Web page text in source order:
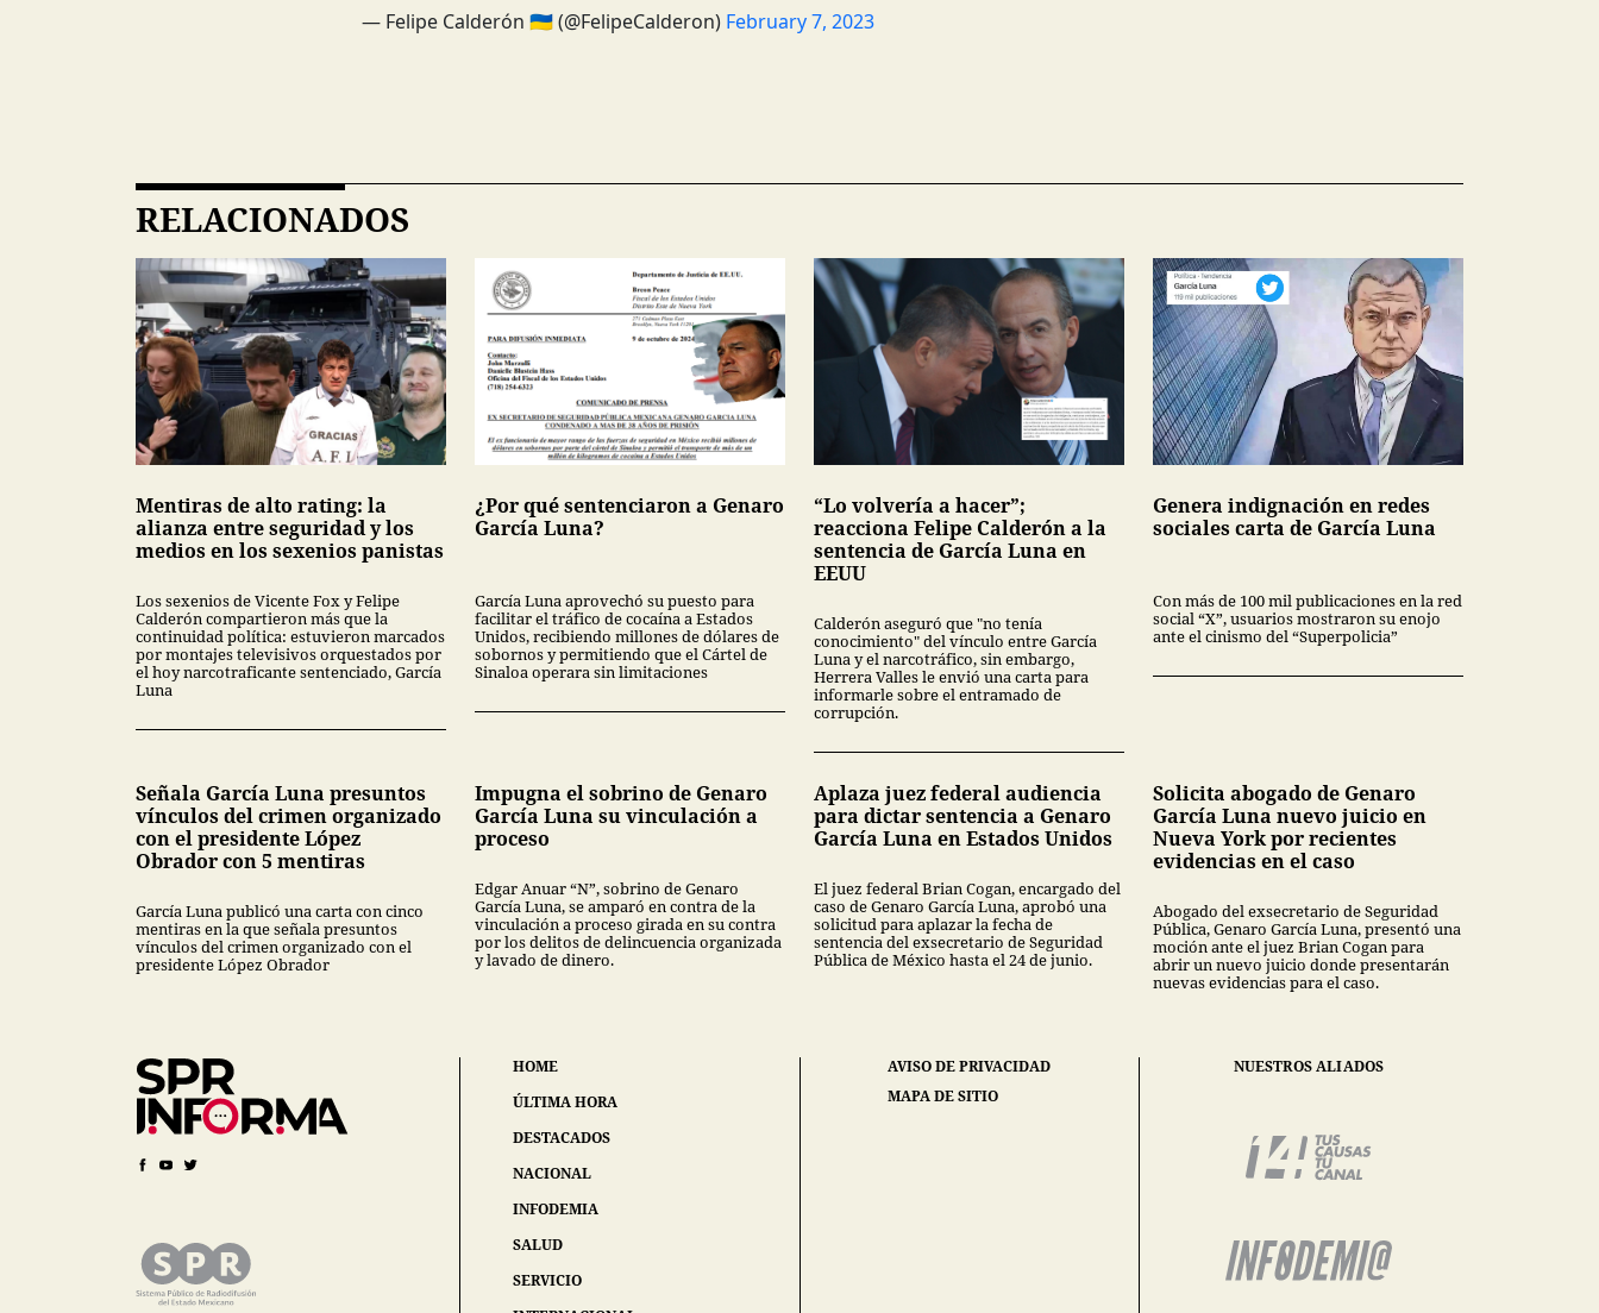
— Felipe Calderón 🇺🇦 (@FelipeCalderon) February 7, 2023
RELACIONADOS
Mentiras de alto rating: la
alianza entre seguridad y los
medios en los sexenios panistas
Los sexenios de Vicente Fox y Felipe
Calderón compartieron más que la
continuidad política: estuvieron marcados
por montajes televisivos orquestados por
el hoy narcotraficante sentenciado, García
Luna
¿Por qué sentenciaron a Genaro
García Luna?
García Luna aprovechó su puesto para
facilitar el tráfico de cocaína a Estados
Unidos, recibiendo millones de dólares de
sobornos y permitiendo que el Cártel de
Sinaloa operara sin limitaciones
“Lo volvería a hacer”;
reacciona Felipe Calderón a la
sentencia de García Luna en
EEUU
Calderón aseguró que "no tenía
conocimiento" del vínculo entre García
Luna y el narcotráfico, sin embargo,
Herrera Valles le envió una carta para
informarle sobre el entramado de
corrupción.
Genera indignación en redes
sociales carta de García Luna
Con más de 100 mil publicaciones en la red
social “X”, usuarios mostraron su enojo
ante el cinismo del “Superpolicia”
Señala García Luna presuntos
vínculos del crimen organizado
con el presidente López
Obrador con 5 mentiras
García Luna publicó una carta con cinco
mentiras en la que señala presuntos
vínculos del crimen organizado con el
presidente López Obrador
Impugna el sobrino de Genaro
García Luna su vinculación a
proceso
Edgar Anuar “N”, sobrino de Genaro
García Luna, se amparó en contra de la
vinculación a proceso girada en su contra
por los delitos de delincuencia organizada
y lavado de dinero.
Aplaza juez federal audiencia
para dictar sentencia a Genaro
García Luna en Estados Unidos
El juez federal Brian Cogan, encargado del
caso de Genaro García Luna, aprobó una
solicitud para aplazar la fecha de
sentencia del exsecretario de Seguridad
Pública de México hasta el 24 de junio.
Solicita abogado de Genaro
García Luna nuevo juicio en
Nueva York por recientes
evidencias en el caso
Abogado del exsecretario de Seguridad
Pública, Genaro García Luna, presentó una
moción ante el juez Brian Cogan para
abrir un nuevo juicio donde presentarán
nuevas evidencias para el caso.
HOME
ÚLTIMA HORA
DESTACADOS
NACIONAL
INFODEMIA
SALUD
SERVICIO
AVISO DE PRIVACIDAD
MAPA DE SITIO
NUESTROS ALIADOS